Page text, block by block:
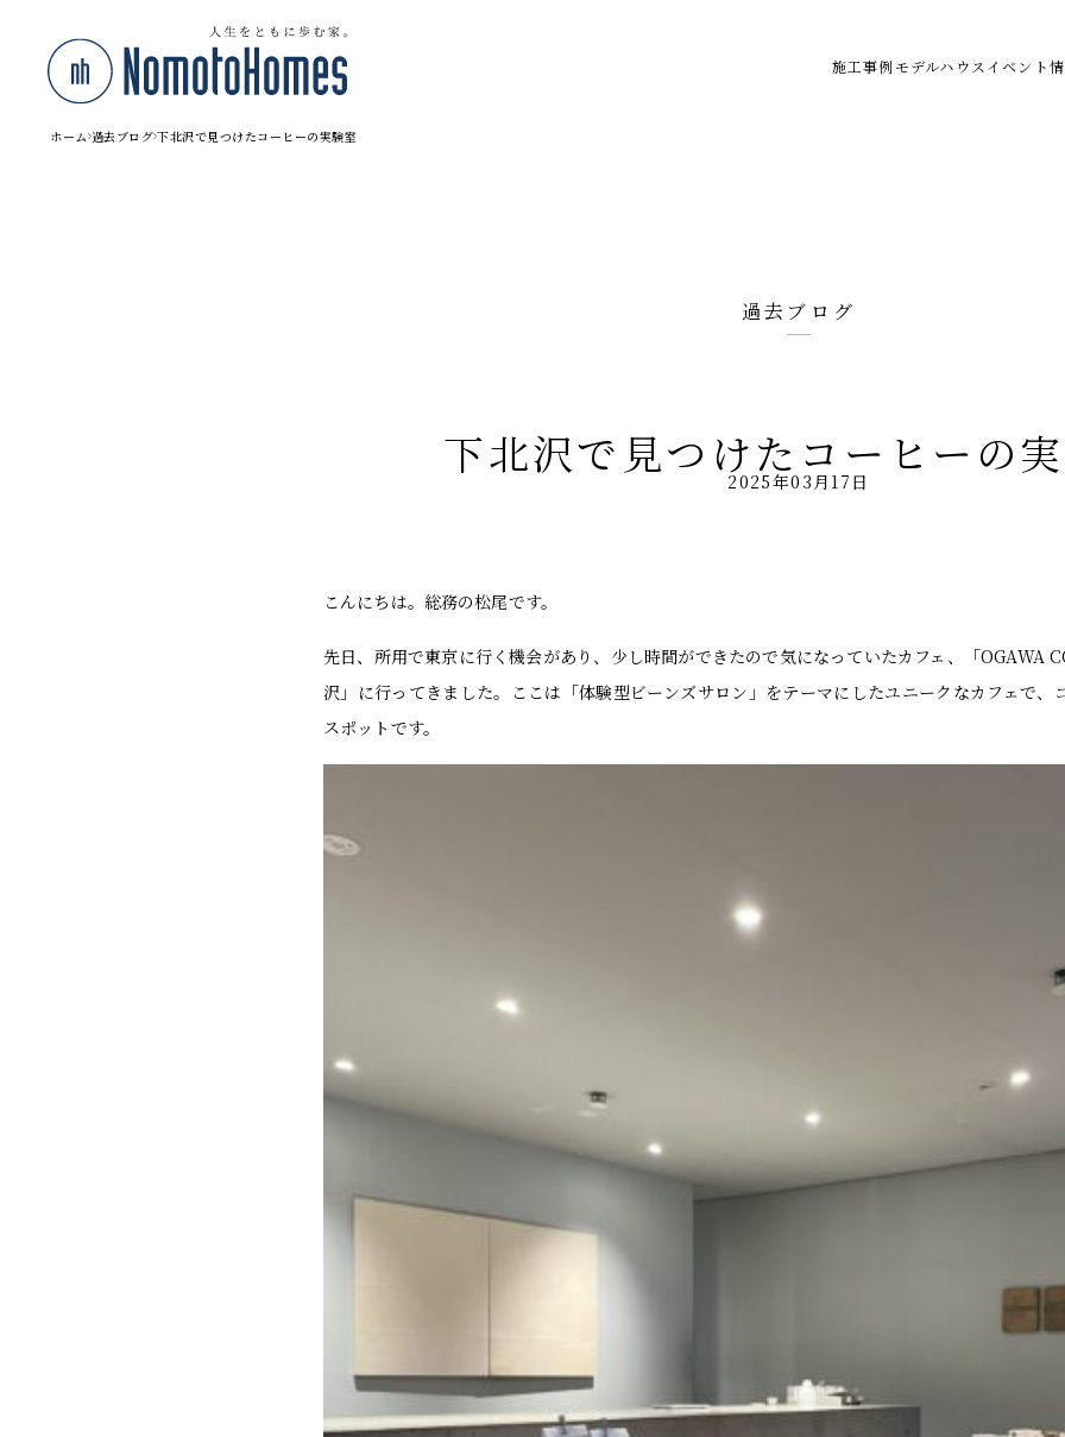
施工事例モデルハウス イベント
ホーム 過去ブログ 下北沢で見つけたコーヒーの実験室
過去ブログ
下北沢で見つけたコーヒーの
2025年03月17日
こんにちは。総務の松尾です。
先日、所用で東京に行く機会があり、少し時間ができたので気になっていたカフェ、「OGAWA
沢」に行ってきました。ここは「体験型ビーンズサロン」をテーマにしたユニークなカフェで、
スポットです。